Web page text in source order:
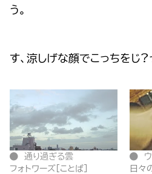
う。
す、涼しげな顔でこっちをじ?
通り過ぎる雲
フォトワーズ[ことば]
日々